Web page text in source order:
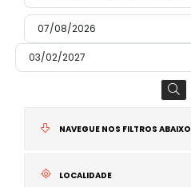
NAVEGUE NOS FILTROS ABAIXO
LOCALIDADE